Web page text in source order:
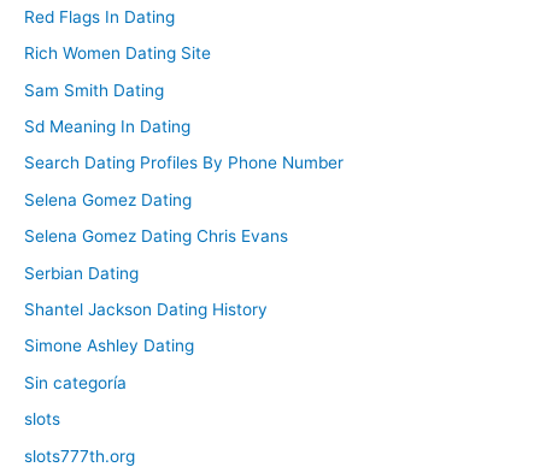
Red Flags In Dating
Rich Women Dating Site
Sam Smith Dating
Sd Meaning In Dating
Search Dating Profiles By Phone Number
Selena Gomez Dating
Selena Gomez Dating Chris Evans
Serbian Dating
Shantel Jackson Dating History
Simone Ashley Dating
Sin categoría
slots
slots777th.org